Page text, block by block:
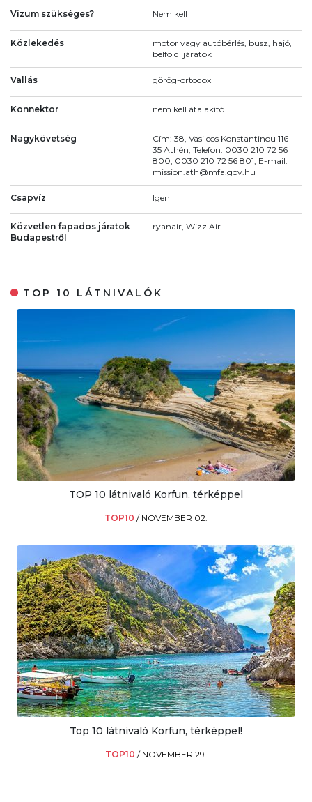
Vízum szükséges? Nem kell
Közlekedés
motor vagy autóbérlés, busz, hajó,
belföldi járatok
Vallás görög-ortodox
Konnektor nem kell átalakító
Nagykövetség
Cím: 38, Vasileos Konstantinou 116
35 Athén, Telefon: 0030 210 72 56
800, 0030 210 72 56 801, E-mail:
mission.ath@mfa.gov.hu
Csapvíz Igen
Közvetlen fapados járatok
Budapestről
ryanair, Wizz Air
TOP 10 LÁTNIVALÓK
TOP 10 látnivaló Korfun, térképpel
TOP10 / NOVEMBER 02.
Top 10 látnivaló Korfun, térképpel!
TOP10 / NOVEMBER 29.